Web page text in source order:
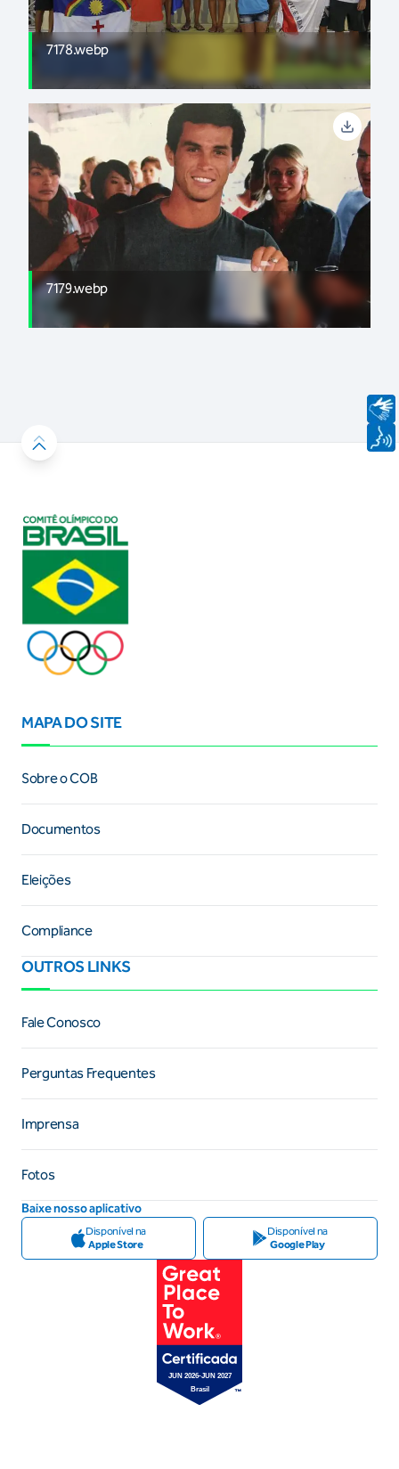
7178.webp
7179.webp
MAPA DO SITE
Sobre o COB
Documentos
Eleições
Compliance
OUTROS LINKS
Fale Conosco
Perguntas Frequentes
Imprensa
Fotos
Baixe nosso aplicativo
Disponível na
Apple Store
Disponível na
Google Play